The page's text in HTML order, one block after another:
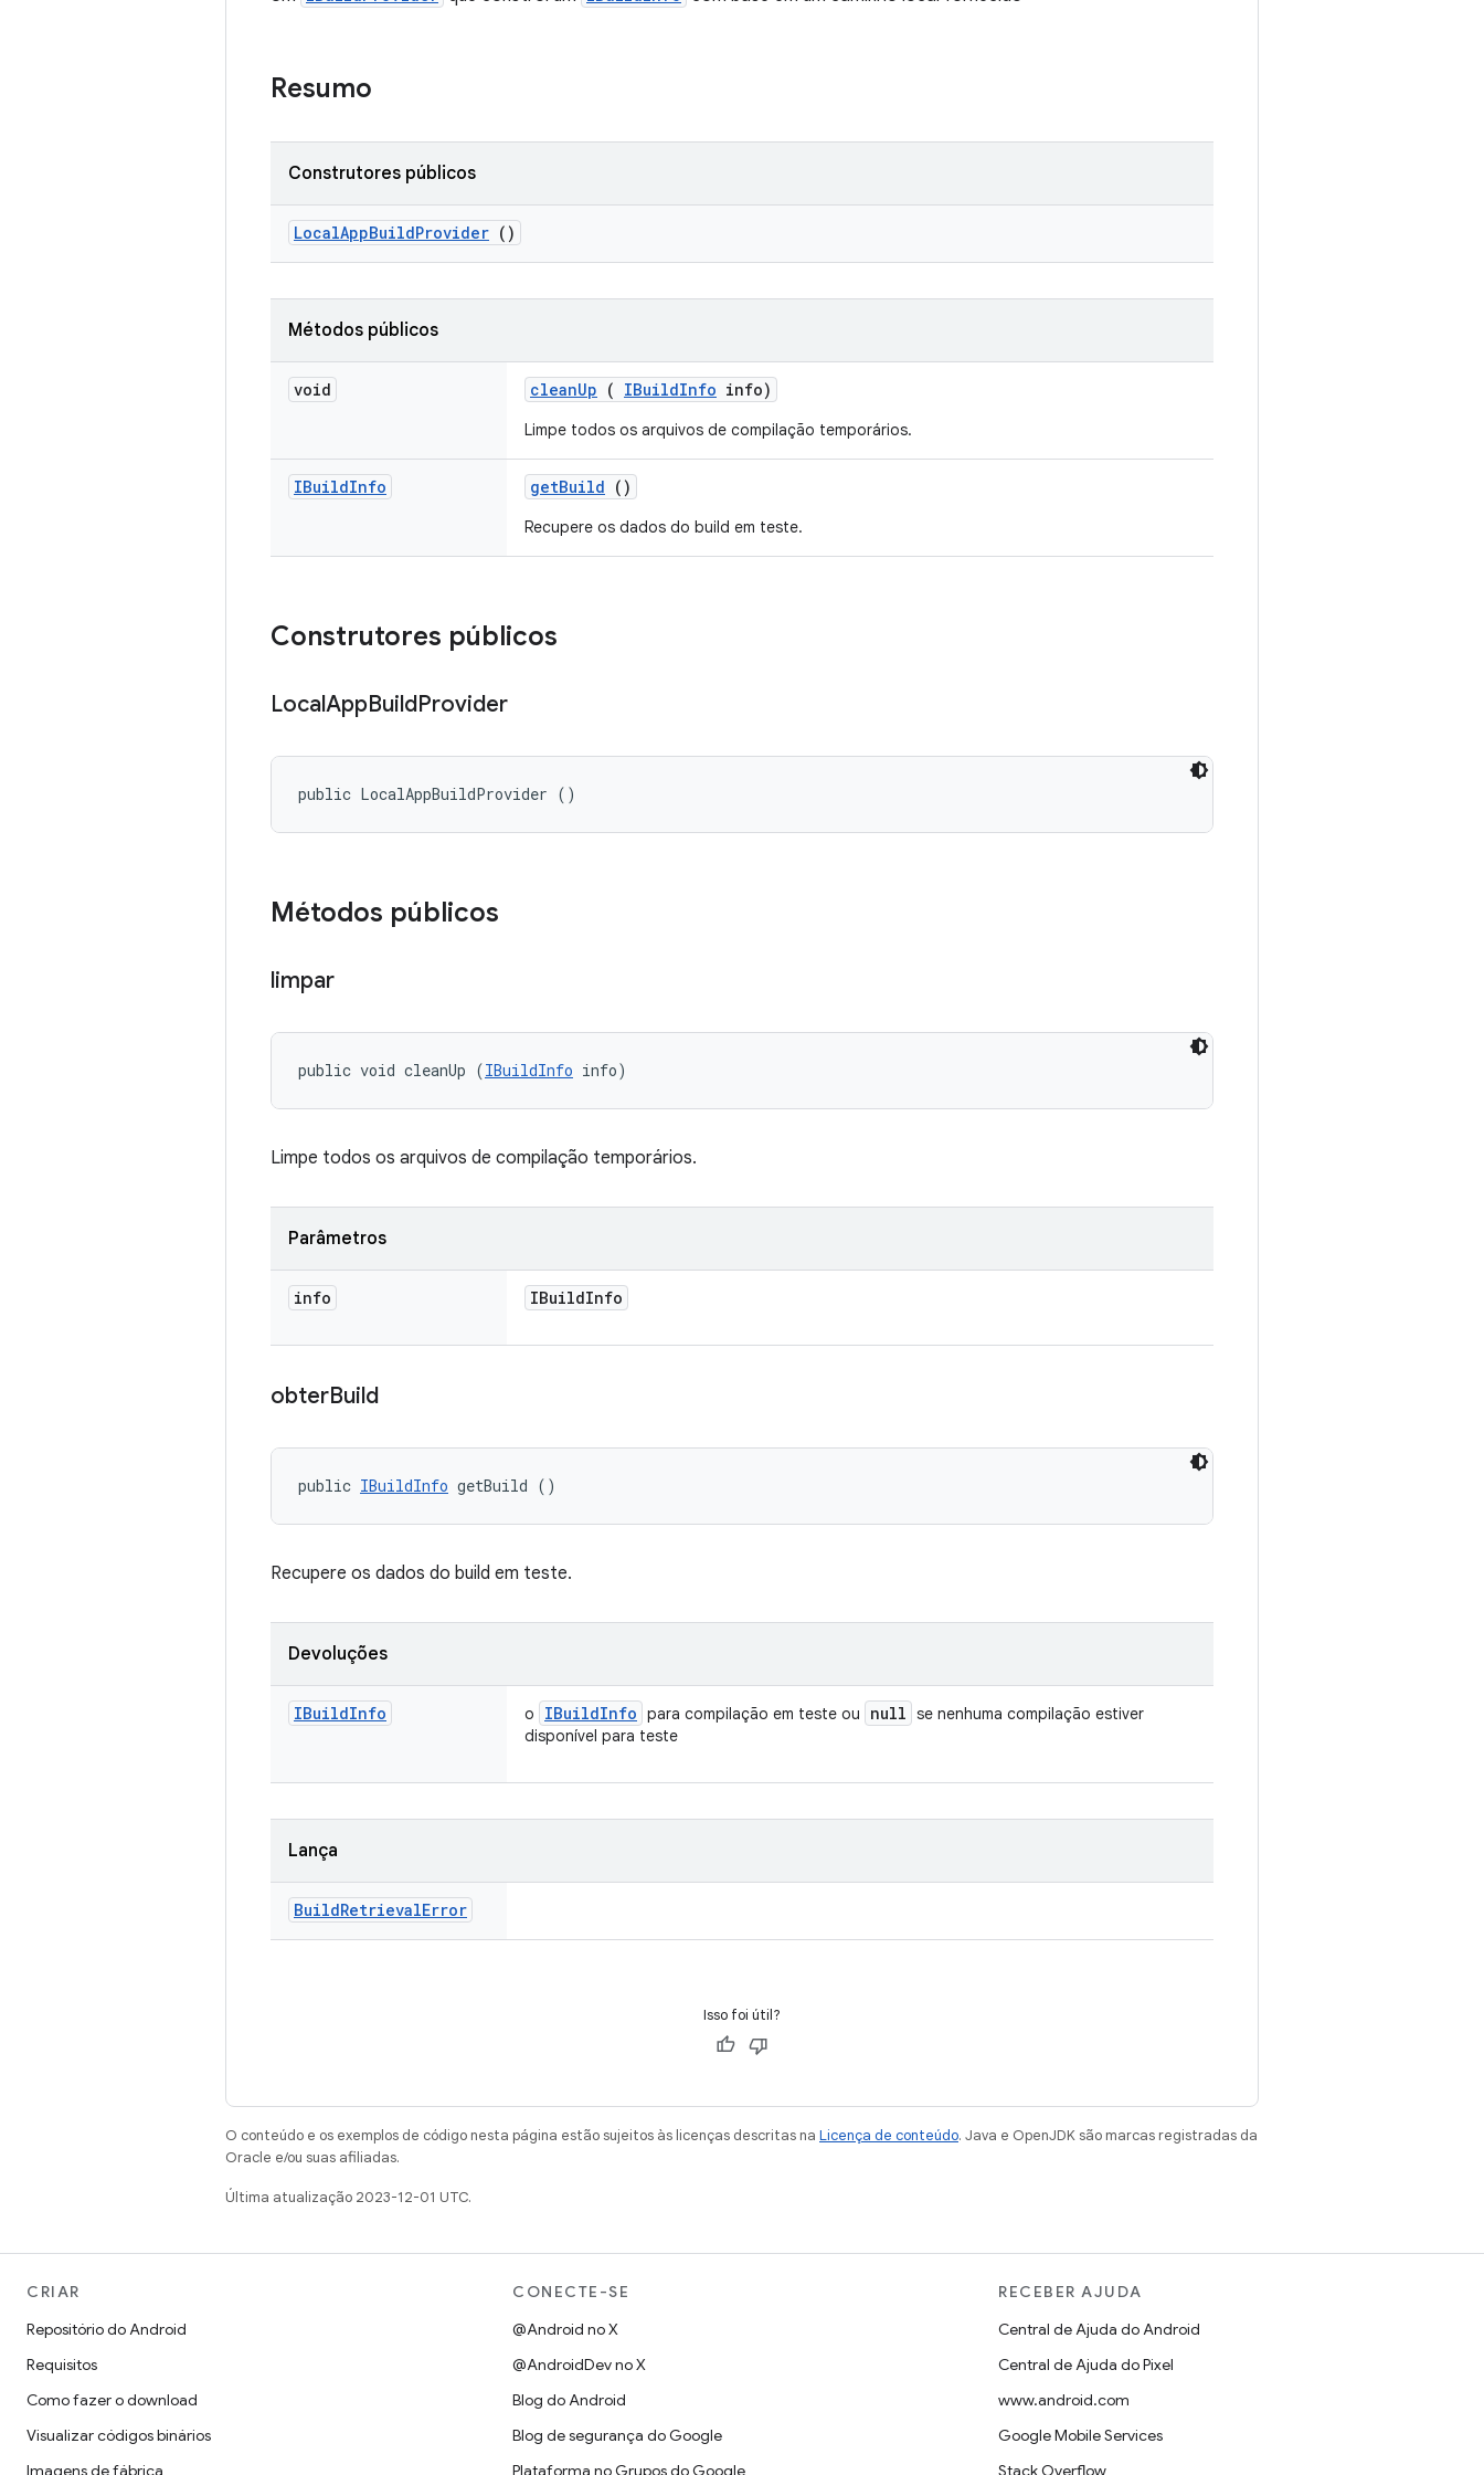
Resumo
Construtores públicos
LocalAppBuildProvider ()
Métodos públicos
void cleanUp ( IBuildInfo info)
Limpe todos os arquivos de compilação temporários.
IBuildInfo getBuild ()
Recupere os dados do build em teste.
Construtores públicos
LocalAppBuildProvider
public LocalAppBuildProvider ()
Métodos públicos
limpar
public void cleanUp (IBuildInfo info)
Limpe todos os arquivos de compilação temporários.
Parâmetros
info IBuildInfo
obterBuild
public IBuildInfo getBuild ()
Recupere os dados do build em teste.
Devoluções
IBuildInfo o IBuildInfo para compilação em teste ou null se nenhuma compilação estiver
disponível para teste
Lança
BuildRetrievalError
Isso foi útil?
O conteúdo e os exemplos de código nesta página estão sujeitos às licenças descritas na Licença de conteúdo. Java e OpenJDK são marcas registradas da
Oracle e/ou suas afiliadas.
Última atualização 2023-12-01 UTC.
CRIAR
Repositório do Android
Requisitos
Como fazer o download
Visualizar códigos binários
Imagens de fábrica
CONECTE-SE
@Android no X
@AndroidDev no X
Blog do Android
Blog de segurança do Google
Plataforma no Grupos do Google
RECEBER AJUDA
Central de Ajuda do Android
Central de Ajuda do Pixel
www.android.com
Google Mobile Services
Stack Overflow